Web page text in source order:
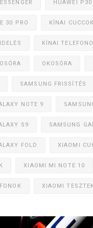
HUAWEI P30
30 PRO KÍNAI CUCCOK
KÍNAI
OKOSÓRA
SAMSUNG FRISSÍTÉS
NOTE 9
S9 SAMSUNG
FOLD XIAOMI
XIAOMI MI NOTE 10
XIAOMI